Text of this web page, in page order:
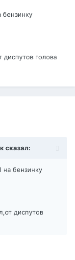
бензинку
диспутов голова
сказал:
на бензинку
диспутов